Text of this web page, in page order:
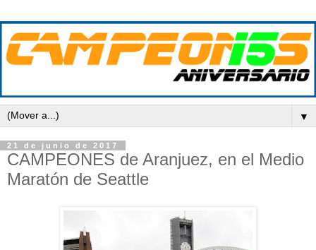
▼
21 de junio de 2017
CAMPEONES de Aranjuez, en el Medio
Maratón de Seattle